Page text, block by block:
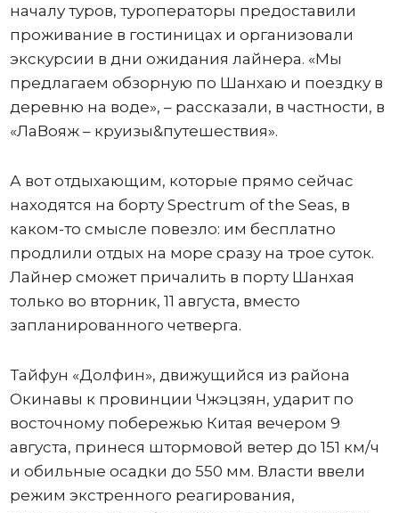
началу туров, туроператоры предоставили
проживание в гостиницах и организовали
экскурсии в дни ожидания лайнера. «Мы
предлагаем обзорную по Шанхаю и поездку в
деревню на воде», – рассказали, в частности, в
«ЛаВояж – круизы&путешествия».
А вот отдыхающим, которые прямо сейчас
находятся на борту Spectrum of the Seas, в
каком-то смысле повезло: им бесплатно
продлили отдых на море сразу на трое суток.
Лайнер сможет причалить в порту Шанхая
только во вторник, 11 августа, вместо
запланированного четверга.
Тайфун «Долфин», движущийся из района
Окинавы к провинции Чжэцзян, ударит по
восточному побережью Китая вечером 9
августа, принеся штормовой ветер до 151 км/ч
и обильные осадки до 550 мм. Власти ввели
режим экстренного реагирования,